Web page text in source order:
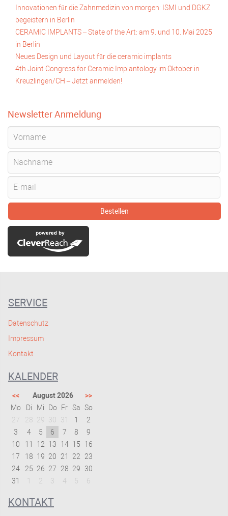
Innovationen für die Zahnmedizin von morgen: ISMI und DGKZ
begeistern in Berlin
CERAMIC IMPLANTS – State of the Art: am 9. und 10. Mai 2025
in Berlin
Neues Design und Layout für die ceramic implants
4th Joint Congress for Ceramic Implantology im Oktober in
Kreuzlingen/CH – Jetzt anmelden!
Newsletter Anmeldung
Bestellen
SERVICE
Datenschutz
Impressum
Kontakt
KALENDER
<< August 2026
>>
Mo
Di Mi Do Fr Sa So
27
28 29 30 31 1
2
3
4 5 6 7 8
9
10
11 12 13 14 15
16
17
18 19 20 21 22
23
24
25 26 27 28 29 30
31
2 3 4 5 6
KONTAKT